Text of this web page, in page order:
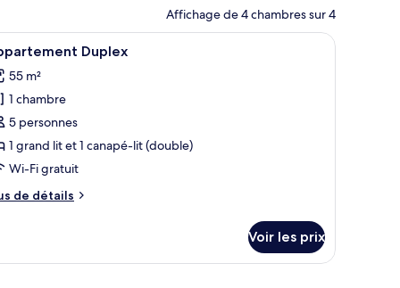
Affichage de 4 chambres sur 4
au mur et un papier peint à motifs.
à manger et des chaises. Il y a une fenêtre avec des rideaux, un
:
Une chambre de style loft moderne avec
13 Duplex
55 m²
1 chambre
5 personnes
1 grand lit et 1 canapé-lit (double)
Wi-Fi gratuit
de détails
Voir les prix